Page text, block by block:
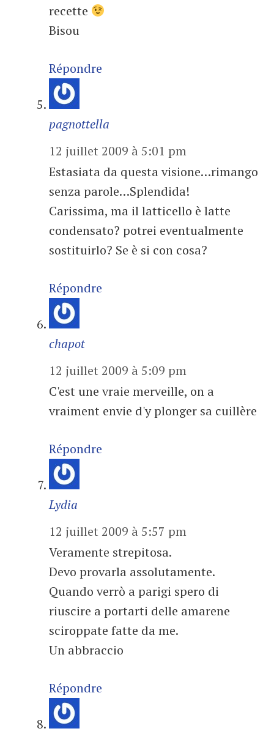
recette
Bisou
Répondre
pagnottella
12 juillet 2009 à 5:01 pm
Estasiata da questa visione…rimango
senza parole…Splendida!
Carissima, ma il latticello è latte
condensato? potrei eventualmente
sostituirlo? Se è si con cosa?
Répondre
chapot
12 juillet 2009 à 5:09 pm
C'est une vraie merveille, on a
vraiment envie d'y plonger sa cuillère
Répondre
Lydia
12 juillet 2009 à 5:57 pm
Veramente strepitosa.
Devo provarla assolutamente.
Quando verrò a parigi spero di
riuscire a portarti delle amarene
sciroppate fatte da me.
Un abbraccio
Répondre